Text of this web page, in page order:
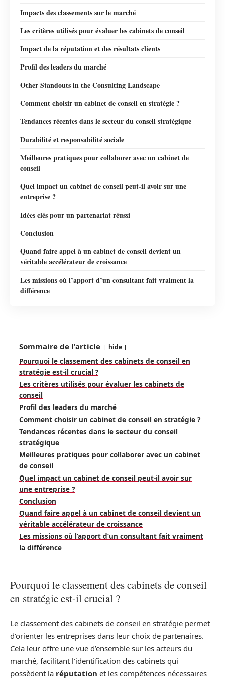
Impacts des classements sur le marché
Les critères utilisés pour évaluer les cabinets de conseil
Impact de la réputation et des résultats clients
Profil des leaders du marché
Other Standouts in the Consulting Landscape
Comment choisir un cabinet de conseil en stratégie ?
Tendances récentes dans le secteur du conseil stratégique
Durabilité et responsabilité sociale
Meilleures pratiques pour collaborer avec un cabinet de
conseil
Quel impact un cabinet de conseil peut-il avoir sur une
entreprise ?
Idées clés pour un partenariat réussi
Conclusion
Quand faire appel à un cabinet de conseil devient un
véritable accélérateur de croissance
Les missions où l’apport d’un consultant fait vraiment la
différence
Sommaire de l'article hide
Pourquoi le classement des cabinets de conseil en
stratégie est-il crucial ?
Les critères utilisés pour évaluer les cabinets de
conseil
Profil des leaders du marché
Comment choisir un cabinet de conseil en stratégie ?
Tendances récentes dans le secteur du conseil
stratégique
Meilleures pratiques pour collaborer avec un cabinet
de conseil
Quel impact un cabinet de conseil peut-il avoir sur
une entreprise ?
Conclusion
Quand faire appel à un cabinet de conseil devient un
véritable accélérateur de croissance
Les missions où l’apport d’un consultant fait vraiment
la différence
Pourquoi le classement des cabinets de conseil
en stratégie est-il crucial ?
Le classement des cabinets de conseil en stratégie permet
d’orienter les entreprises dans leur choix de partenaires.
Cela leur offre une vue d’ensemble sur les acteurs du
marché, facilitant l’identification des cabinets qui
possèdent la réputation et les compétences nécessaires